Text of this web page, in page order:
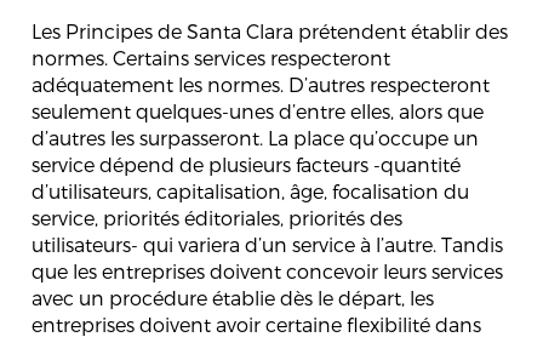
Les Principes de Santa Clara prétendent établir des
normes. Certains services respecteront
adéquatement les normes. D’autres respecteront
seulement quelques-unes d’entre elles, alors que
d’autres les surpasseront. La place qu’occupe un
service dépend de plusieurs facteurs -quantité
d’utilisateurs, capitalisation, âge, focalisation du
service, priorités éditoriales, priorités des
utilisateurs- qui variera d’un service à l’autre. Tandis
que les entreprises doivent concevoir leurs services
avec un procédure établie dès le départ, les
entreprises doivent avoir certaine flexibilité dans